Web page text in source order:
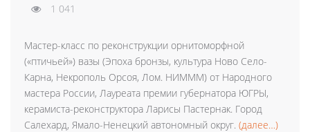
1 041
Мастер-класс по реконструкции орнитоморфной
(«птичьей») вазы (Эпоха бронзы, культура Ново Село-
Карна, Некрополь Орсоя, Лом. НИМММ) от Народного
мастера России, Лауреата премии губернатора ЮГРЫ,
керамиста-реконструктора Ларисы Пастернак. Город
Салехард, Ямало-Ненецкий автономный округ. (далее…)